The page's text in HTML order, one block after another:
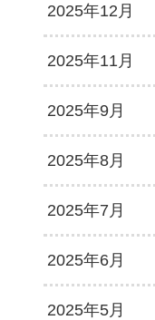
2025年12月
2025年11月
2025年9月
2025年8月
2025年7月
2025年6月
2025年5月